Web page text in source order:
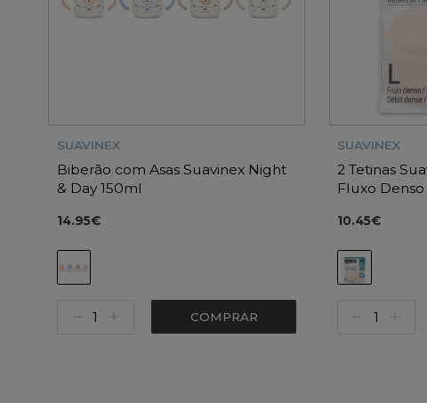
SUAVINEX
Biberão com Asas Suavinex Night
& Day 150ml
14.95€
COMPRAR
SUAVINEX
2 Tetinas
Fluxo Denso
10.45€